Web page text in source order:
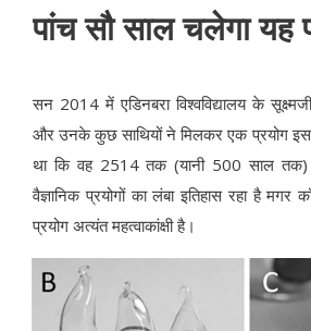
पांच सौ साल चलेगा यह
सन 2014 में एडिनबरा विश्वविद्यालय के
और उनके कुछ साथियों ने मिलकर एक प्रयोग
था कि वह 2514 तक (यानी 500 साल
वैज्ञानिक प्रयोगों का लंबा इतिहास रहा है
प्रयोग अत्यंत महत्वाकांक्षी है।